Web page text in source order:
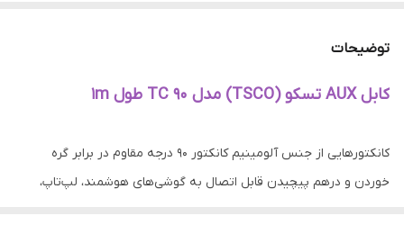
توضیحات
کابل AUX تسکو (TSCO) مدل TC 90 طول 1m
کانکتورهایی از جنس آلومینیم کانکتور ۹۰ درجه مقاوم در برابر گره
خوردن و درهم پیچیدن قابل اتصال به گوشی‌های هوشمند، لپ‌تاپ،